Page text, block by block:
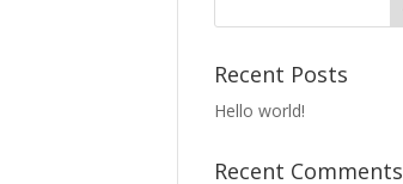
Recent Posts
Hello world!
Recent Comments